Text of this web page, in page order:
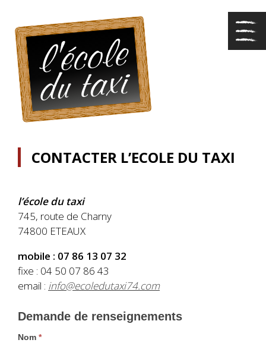
CONTACTER L’ECOLE DU TAXI
l’école du taxi
745, route de Charny
74800 ETEAUX
mobile : 07 86 13 07 32
fixe : 04 50 07 86 43
email : info@ecoledutaxi74.com
Demande
renseignements
Demande de renseignements
Nom *